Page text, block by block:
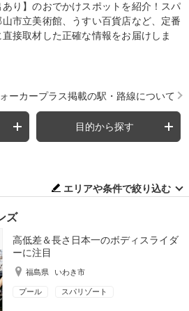
り】のおでかけスポットを紹介！スパ
市立美術館、うすい百貨店など、定番
接取材した正確な情報をお届けしま
ーカープラス掲載の駅・路線について
目的から探す
エリアや条件で絞り込む
ズ
高低差＆長さ日本一のボディスライダ
ーに注目
福島県 いわき市
プール スパリゾート